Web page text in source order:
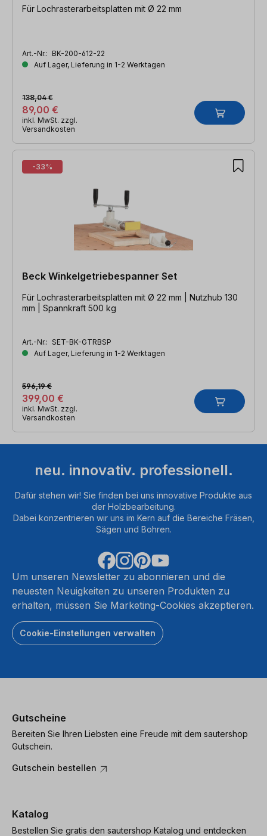
Für Lochrasterarbeitsplatten mit Ø 22 mm
Art.-Nr.: BK-200-612-22
Auf Lager, Lieferung in 1-2 Werktagen
89,00 €
138,04 €
inkl. MwSt. zzgl.
Versandkosten
-33%
Beck Winkelgetriebespanner Set
Für Lochrasterarbeitsplatten mit Ø 22 mm | Nutzhub 130
mm | Spannkraft 500 kg
Art.-Nr.: SET-BK-GTRBSP
Auf Lager, Lieferung in 1-2 Werktagen
399,00 €
596,19 €
inkl. MwSt. zzgl.
Versandkosten
neu. innovativ. professionell.
Dafür stehen wir! Sie finden bei uns innovative Produkte aus
der Holzbearbeitung.
Dabei konzentrieren wir uns im Kern auf die Bereiche Fräsen,
Sägen und Bohren.
Um unseren Newsletter zu abonnieren und die
neuesten Neuigkeiten zu unseren Produkten zu
erhalten, müssen Sie Marketing-Cookies akzeptieren.
Cookie-Einstellungen verwalten
Gutscheine
Bereiten Sie Ihren Liebsten eine Freude mit dem sautershop
Gutschein.
Gutschein bestellen
Katalog
Bestellen Sie gratis den sautershop Katalog und entdecken